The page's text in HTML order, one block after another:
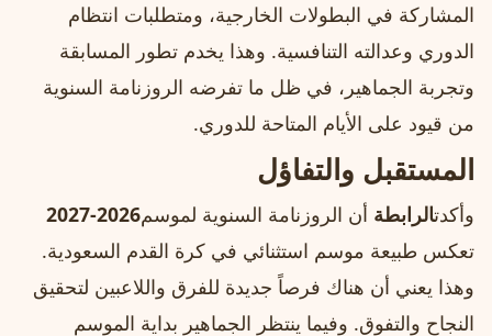
المشاركة في البطولات الخارجية، ومتطلبات انتظام
الدوري وعدالته التنافسية. وهذا يخدم تطور المسابقة
وتجربة الجماهير، في ظل ما تفرضه الروزنامة السنوية
من قيود على الأيام المتاحة للدوري.
المستقبل والتفاؤل
وأكدتالرابطة أن الروزنامة السنوية لموسم2026-2027
تعكس طبيعة موسم استثنائي في كرة القدم السعودية.
وهذا يعني أن هناك فرصاً جديدة للفرق واللاعبين لتحقيق
النجاح والتفوق. وفيما ينتظر الجماهير بداية الموسم